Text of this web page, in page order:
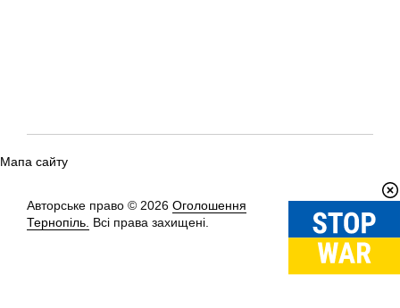
Мапа сайту
Авторське право © 2026 Оголошення
Тернопіль. Всі права захищені.
Вгору↑